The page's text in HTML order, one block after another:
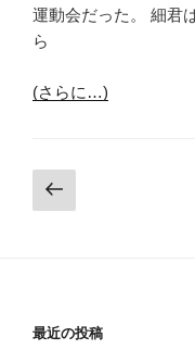
運動会だった。 細君
ら
(さらに…)
投
稿
ー
前
の
最近の投稿